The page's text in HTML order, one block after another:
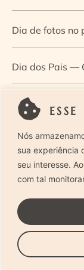
Nós
sua experiência
seu interesse.
com tal
Dia de fotos no
Dia dos Pais —
Dia Mundial
construir a
Diário de uma
Dica de
no ensaio
Dica de